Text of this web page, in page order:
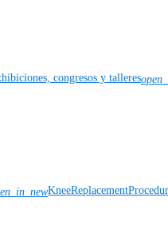
congresos y talleres